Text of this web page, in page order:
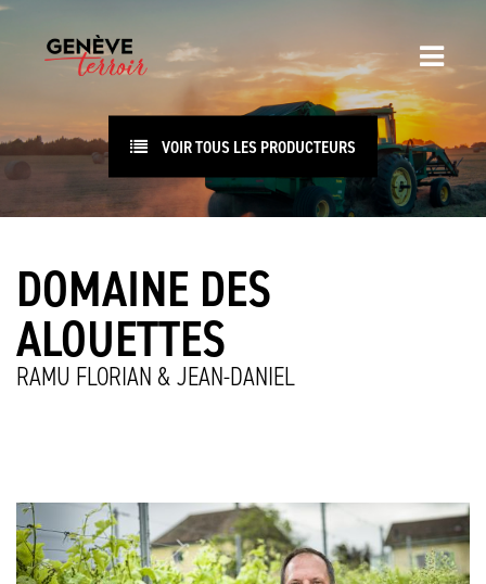
VOIR TOUS LES PRODUCTEURS
DOMAINE DES
ALOUETTES
RAMU FLORIAN & JEAN-DANIEL